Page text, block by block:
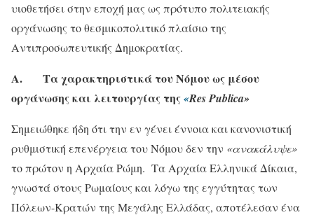
υιοθετήσει στην εποχή μας ως πρότυπο πολιτειακής
οργάνωσης το θεσμικοπολιτικό πλαίσιο της
Αντιπροσωπευτικής Δημοκρατίας.
Α. Τα χαρακτηριστικά του Νόμου ως μέσου
οργάνωσης και λειτουργίας της«ResPublica»
Σημειώθηκε ήδη ότι την εν γένει έννοια και κανονιστική
ρυθμιστική επενέργεια του Νόμου δεν την «ανακάλυψε»
το πρώτον η Αρχαία Ρώμη. Τα Αρχαία Ελληνικά Δίκαια,
γνωστά στους Ρωμαίους και λόγω της εγγύτητας των
Πόλεων-Κρατών της Μεγάλης Ελλάδας, αποτέλεσαν ένα